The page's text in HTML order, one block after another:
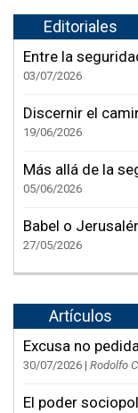
Editoriales
Entre la
03/07/2026
Discernir el
19/06/2026
Más allá de la
05/06/2026
Babel o
27/05/2026
Artículos
Excusa no
30/07/2026 | Rodolfo
El poder